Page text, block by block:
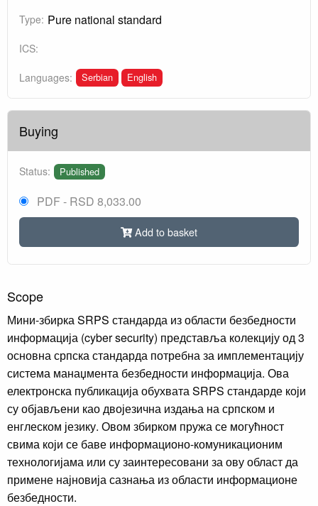
Type: Pure national standard
ICS:
Languages: Serbian English
Buying
Status: Published
PDF - RSD 8,033.00
Add to basket
Scope
Мини-збирка SRPS стандарда из области безбедности
информација (cyber security) представља колекцију од 3
основна српска стандарда потребна за имплементацију
система манаџмента безбедности информација. Ова
електронска публикација обухвата SRPS стандарде који
су објављени као двојезична издања на српском и
енглеском језику. Овом збирком пружа се могућност
свима који се баве информационо-комуникационим
технологијама или су заинтересовани за ову област да
примене најновија сазнања из области информационе
безбедности.